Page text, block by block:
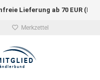
Merkzettel
Lieferung ab 70 EUR